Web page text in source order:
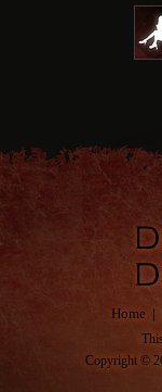
Home|
Copyright ©